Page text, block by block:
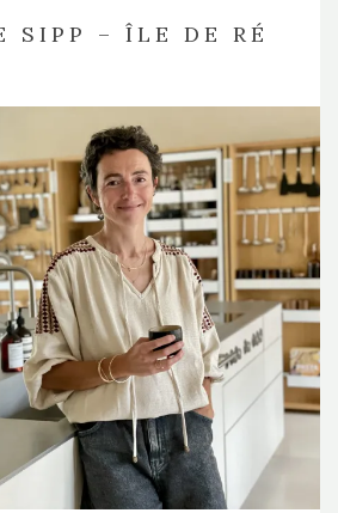
SIPP – ÎLE DE RÉ